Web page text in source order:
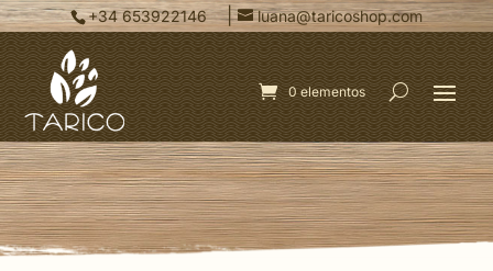
+34 653922146 | luana@taricoshop.com
0 elementos